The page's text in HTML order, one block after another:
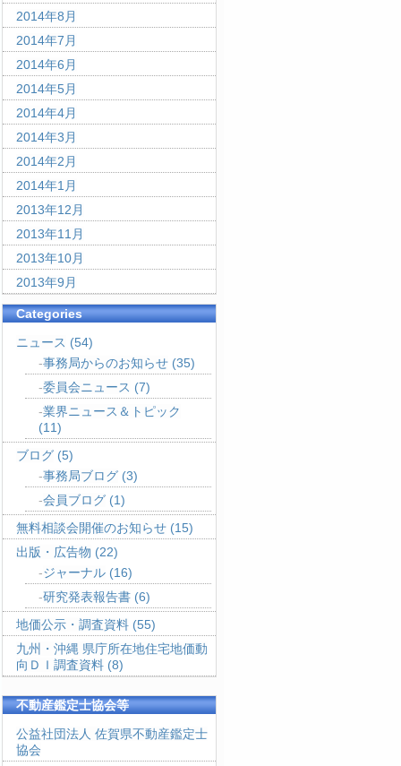
2014年8月
2014年7月
2014年6月
2014年5月
2014年4月
2014年3月
2014年2月
2014年1月
2013年12月
2013年11月
2013年10月
2013年9月
Categories
ニュース (54)
事務局からのお知らせ (35)
委員会ニュース (7)
業界ニュース＆トピック
(11)
ブログ (5)
事務局ブログ (3)
会員ブログ (1)
無料相談会開催のお知らせ (15)
出版・広告物 (22)
ジャーナル (16)
研究発表報告書 (6)
地価公示・調査資料 (55)
九州・沖縄 県庁所在地住宅地価動
向ＤＩ調査資料 (8)
不動産鑑定士協会等
公益社団法人 佐賀県不動産鑑定士
協会